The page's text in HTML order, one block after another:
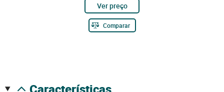
Ver preço
Comparar